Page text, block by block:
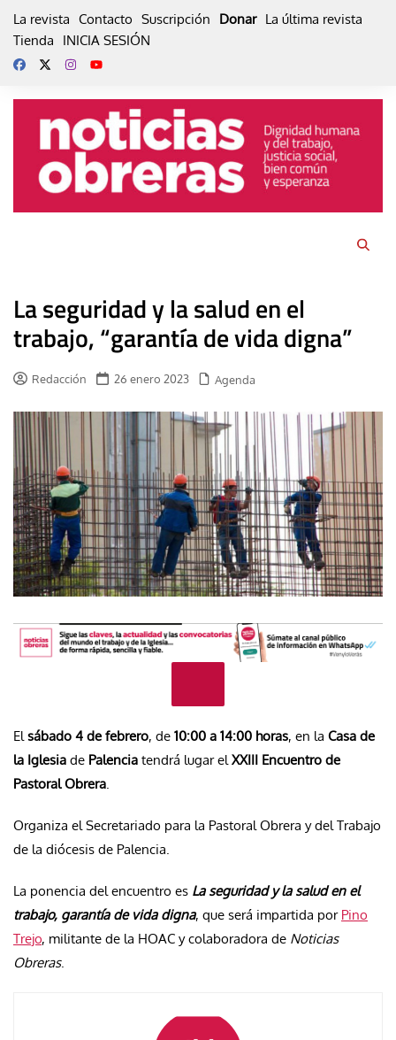
La revista Contacto Suscripción Donar La última revista
Tienda
INICIA SESIÓN
La seguridad y la salud en el
trabajo, “garantía de vida digna”
Redacción 26 enero 2023 Agenda
Elsábado 4 de febrero, de 10:00 a 14:00 horas, en la Casa de
la Iglesia de Palencia tendrá lugar elXXIII Encuentro de
Pastoral Obrera.
Organiza el Secretariado para la Pastoral Obrera y del Trabajo
de la diócesis de Palencia.
La ponencia del encuentro es La seguridad y la salud en el
trabajo, garantía de vida digna, que será impartida por Pino
Trejo, militante de la HOAC y colaboradora de Noticias
Obreras.